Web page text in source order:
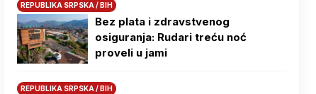
REPUBLIKA SRPSKA / BIH
Bez plata i zdravstvenog
osiguranja: Rudari treću noć
proveli u jami
REPUBLIKA SRPSKA / BIH